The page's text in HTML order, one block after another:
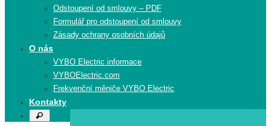
Odstoupení od smlouvy – PDF
Formulář pro odstoupení od smlouvy
Zásady ochrany osobních údajů
O nás
VYBO Electric informace
VYBOElectric.com
Frekvenční měniče VYBO Electric
Kontakty
Search
Search